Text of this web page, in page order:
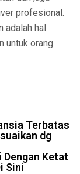
profesional.
adalah hal
untuk orang
Terbatas
dg
Ketat
Sini